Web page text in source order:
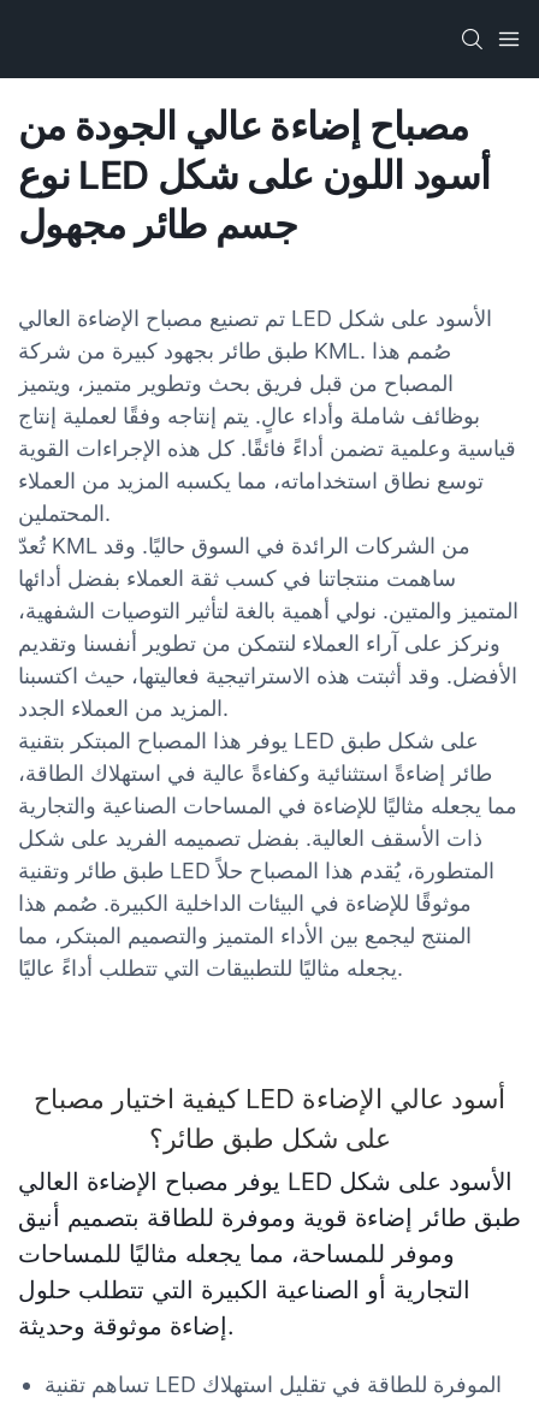
مصباح إضاءة عالي الجودة من
نوع LED أسود اللون على شكل
جسم طائر مجهول
تم تصنيع مصباح الإضاءة العالي LED الأسود على شكل
طبق طائر بجهود كبيرة من شركة KML. صُمم هذا
المصباح من قبل فريق بحث وتطوير متميز، ويتميز
بوظائف شاملة وأداء عالٍ. يتم إنتاجه وفقًا لعملية إنتاج
قياسية وعلمية تضمن أداءً فائقًا. كل هذه الإجراءات القوية
توسع نطاق استخداماته، مما يكسبه المزيد من العملاء
المحتملين.
تُعدّ KML من الشركات الرائدة في السوق حاليًا. وقد
ساهمت منتجاتنا في كسب ثقة العملاء بفضل أدائها
المتميز والمتين. نولي أهمية بالغة لتأثير التوصيات الشفهية،
ونركز على آراء العملاء لنتمكن من تطوير أنفسنا وتقديم
الأفضل. وقد أثبتت هذه الاستراتيجية فعاليتها، حيث اكتسبنا
المزيد من العملاء الجدد.
يوفر هذا المصباح المبتكر بتقنية LED على شكل طبق
طائر إضاءةً استثنائية وكفاءةً عالية في استهلاك الطاقة،
مما يجعله مثاليًا للإضاءة في المساحات الصناعية والتجارية
ذات الأسقف العالية. بفضل تصميمه الفريد على شكل
طبق طائر وتقنية LED المتطورة، يُقدم هذا المصباح حلاً
موثوقًا للإضاءة في البيئات الداخلية الكبيرة. صُمم هذا
المنتج ليجمع بين الأداء المتميز والتصميم المبتكر، مما
يجعله مثاليًا للتطبيقات التي تتطلب أداءً عاليًا.
كيفية اختيار مصباح LED أسود عالي الإضاءة
على شكل طبق طائر؟
يوفر مصباح الإضاءة العالي LED الأسود على شكل
طبق طائر إضاءة قوية وموفرة للطاقة بتصميم أنيق
وموفر للمساحة، مما يجعله مثاليًا للمساحات
التجارية أو الصناعية الكبيرة التي تتطلب حلول
إضاءة موثوقة وحديثة.
تساهم تقنية LED الموفرة للطاقة في تقليل استهلاك